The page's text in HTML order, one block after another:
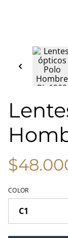
COLOR